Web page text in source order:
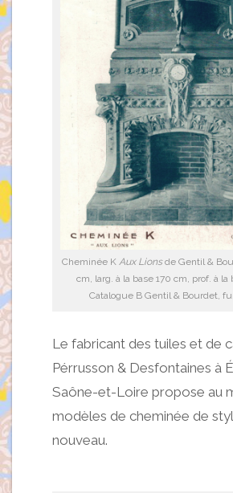
Cheminée K Aux Lionsde Gentil &
cm, larg. à la base 170 cm, prof. à la
Catalogue B Gentil & Bourdet,
Le fabricant des tuiles et de
Pérrusson & Desfontaines à
Saône-et-Loire propose au
modèles de cheminée de
nouveau.